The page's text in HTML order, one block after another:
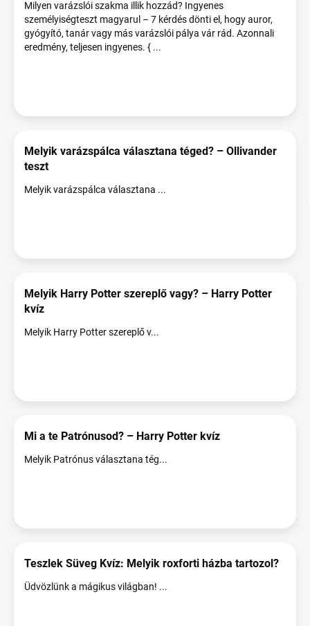
Milyen varázslói szakma illik hozzád? Ingyenes
személyiségteszt magyarul – 7 kérdés dönti el, hogy auror,
gyógyító, tanár vagy más varázslói pálya vár rád. Azonnali
eredmény, teljesen ingyenes. { ...
Melyik varázspálca választana téged? – Ollivander
teszt
Melyik varázspálca választana ...
Melyik Harry Potter szereplő vagy? – Harry Potter
kvíz
Melyik Harry Potter szereplő v...
Mi a te Patrónusod? – Harry Potter kvíz
Melyik Patrónus választana tég...
Teszlek Süveg Kvíz: Melyik roxforti házba tartozol?
Üdvözlünk a mágikus világban! ...